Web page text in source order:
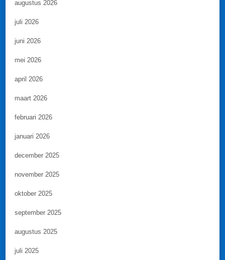
augustus 2026
juli 2026
juni 2026
mei 2026
april 2026
maart 2026
februari 2026
januari 2026
december 2025
november 2025
oktober 2025
september 2025
augustus 2025
juli 2025